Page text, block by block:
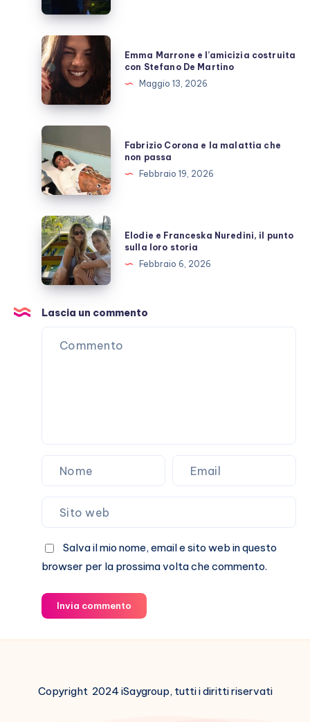
Berruti
allo
scoperto
Emma
Marrone
e
l’amicizia
costruita
con
Stefano
De
Martino
Emma Marrone e l’amicizia costruita
con Stefano De Martino
Maggio 13, 2026
Fabrizio
Corona
e
la
malattia
che
non
passa
Fabrizio Corona e la malattia che
non passa
Febbraio 19, 2026
Elodie
e
Franceska
Nuredini,
punto
sulla
Elodie e Franceska Nuredini, il punto
sulla loro storia
Febbraio 6, 2026
Lascia un commento
Salva il mio nome, email e sito web in questo
browser per la prossima volta che commento.
Invia commento
Copyright 2024 iSaygroup, tutti i diritti riservati